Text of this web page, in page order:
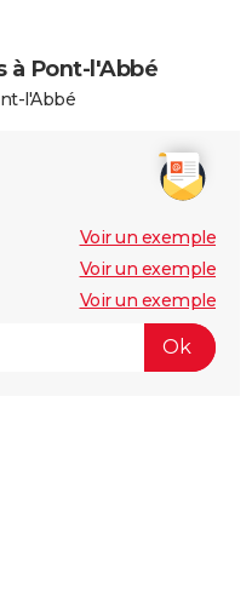
à Pont-l'Abbé
l'Abbé
Voir un exemple
Voir un exemple
Voir un exemple